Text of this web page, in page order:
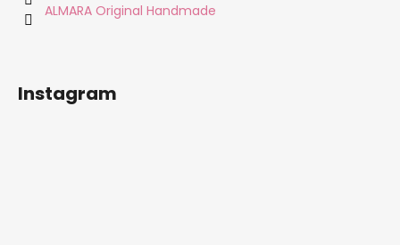
ALMARA Original Handmade
Instagram